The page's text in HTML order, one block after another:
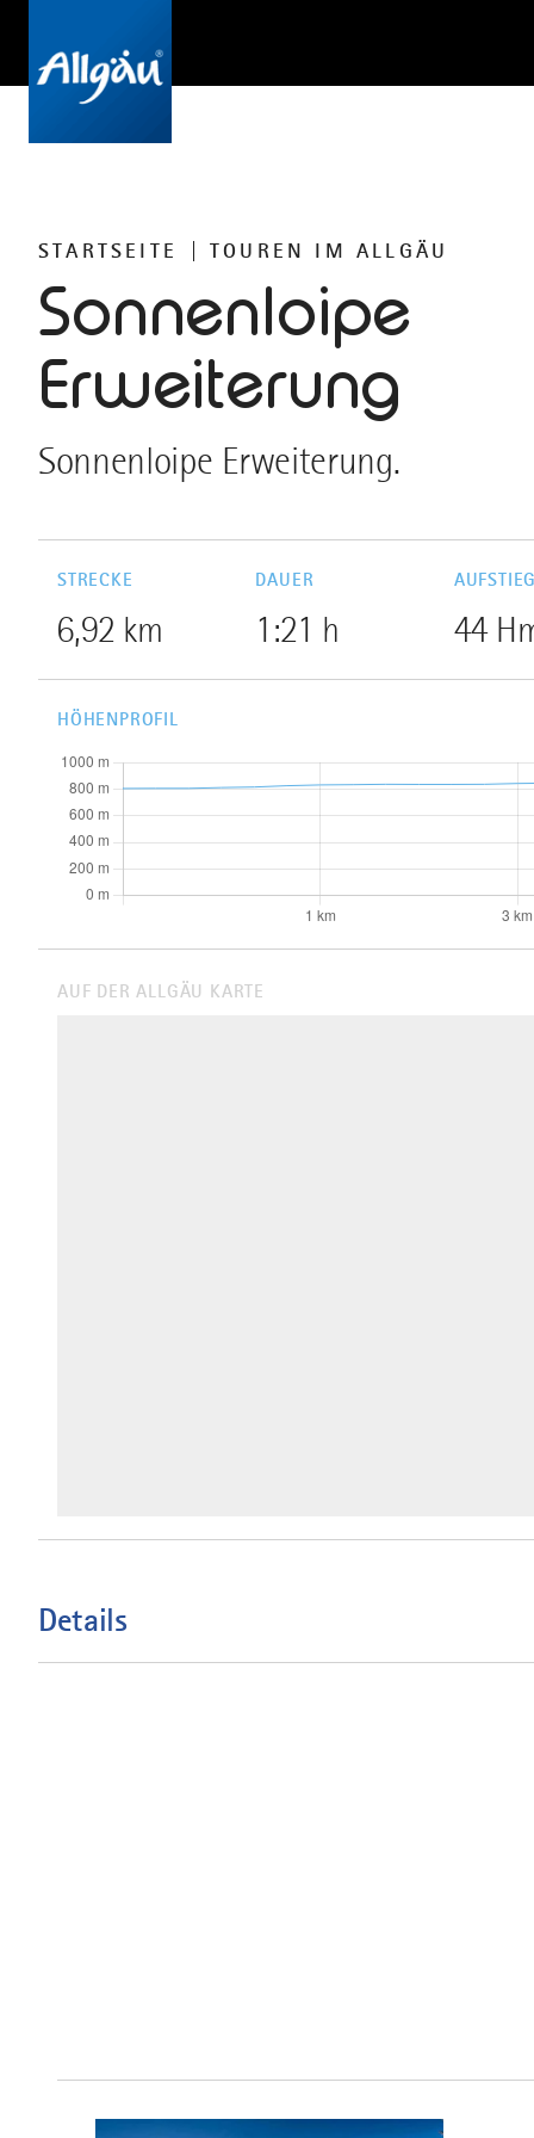
STARTSEITE TOUREN IM ALLGÄU
Sonnenloipe
Erweiterung
Sonnenloipe Erweiterung.
STRECKE
6,92 km
DAUER
1:21 h
AUFSTIEG
44
HÖHENPROFIL
AUF DER ALLGÄU KARTE
Details